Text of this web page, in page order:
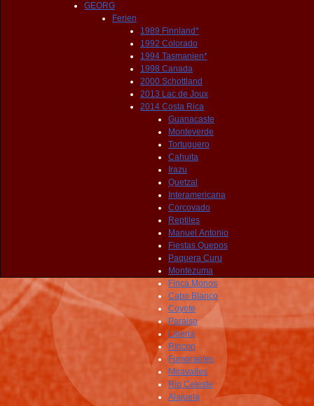
GEORG
Ferien
1989 Finnland*
1992 Colorado
1994 Tasmanien*
1998 Canada
2000 Schottland
2013 Lac de Joux
2014 Costa Rica
Guanacaste
Monteverde
Tortuguero
Cahuita
Irazu
Quetzal
Interamericana
Corcovado
Reptiles
Manuel Antonio
Fiestas Quepos
Paquera Curu
Montezuma
Finca Monos
Cabo Blanco
Coyote
Paraiso
Liberia
Rincon
Fumoraoles
Miravalles
Rio Celeste
Alajuela